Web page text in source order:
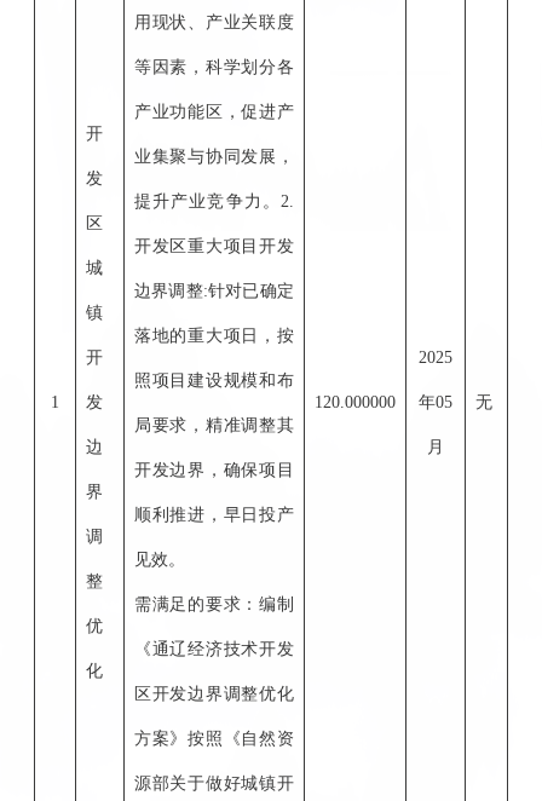
1
开
发
区
城
镇
开
发
边
界
调
整
优
化
用现状、产业关联度
等因素，科学划分各
产业功能区，促进产
业集聚与协同发展，
提升产业竞争力。2.
开发区重大项目开发
边界调整:针对已确定
落地的重大项日，按
照项目建设规模和布
局要求，精准调整其
开发边界，确保项目
顺利推进，早日投产
见效。
需满足的要求：编制
《通辽经济技术开发
区开发边界调整优化
方案》按照《自然资
源部关于做好城镇开
120.000000
2025
年05
月
无